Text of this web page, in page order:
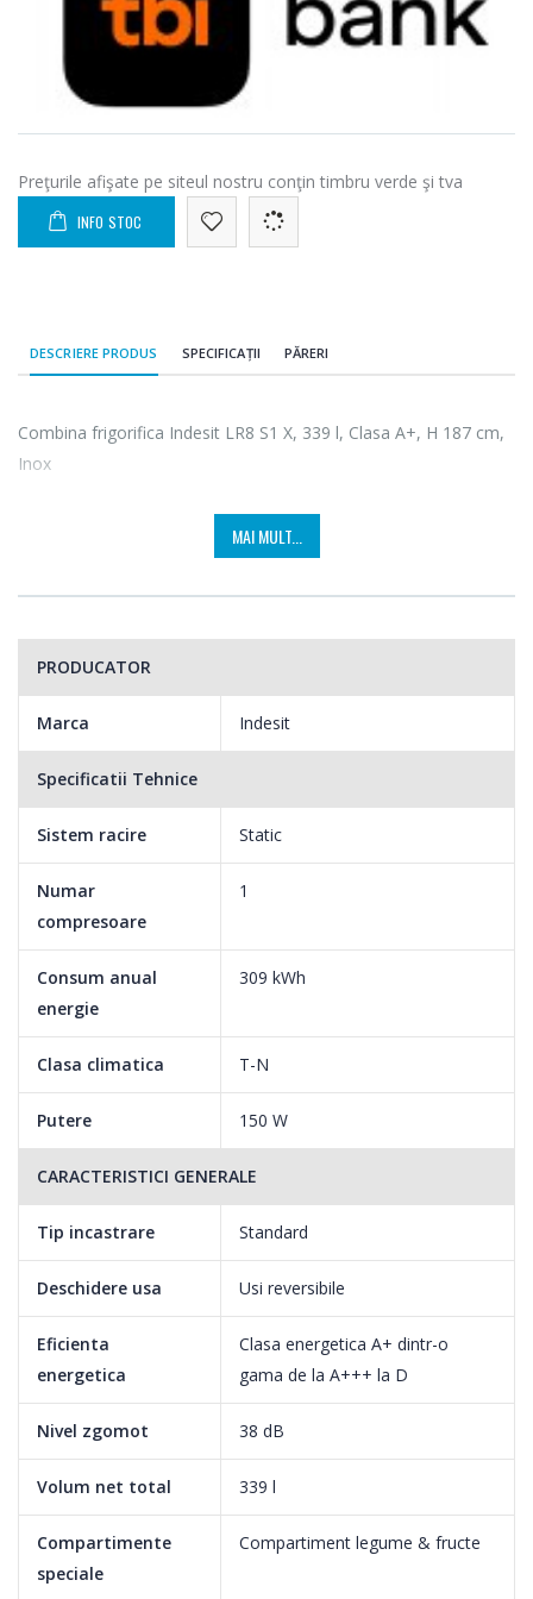
Preţurile afişate pe siteul nostru conţin timbru verde şi tva
INFO STOC
DESCRIERE PRODUS SPECIFICAȚII PĂRERI
Combina frigorifica Indesit LR8 S1 X, 339 l, Clasa A+, H 187 cm,
Inox
MAI MULT...
PRODUCATOR
Marca Indesit
Specificatii Tehnice
Sistem racire Static
Numar
compresoare
1
Consum anual
energie
309 kWh
Clasa climatica T-N
Putere 150 W
CARACTERISTICI GENERALE
Tip incastrare Standard
Deschidere usa Usi reversibile
Eficienta
energetica
Clasa energetica A+ dintr-o
gama de la A+++ la D
Nivel zgomot 38 dB
Volum net total 339 l
Compartimente
speciale
Compartiment legume & fructe